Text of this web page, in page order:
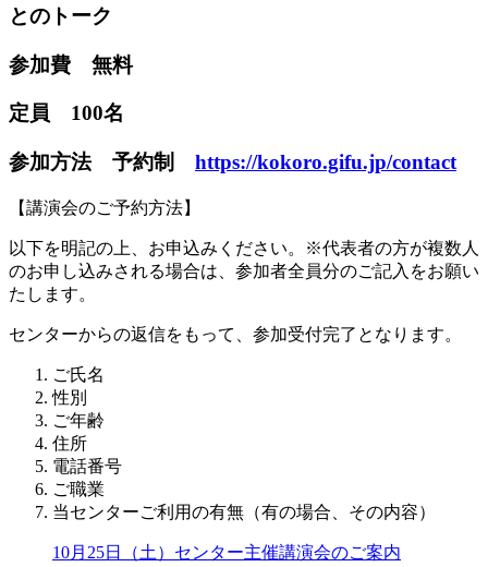
とのトーク
参加費 無料
定員 100名
参加方法 予約制 https://kokoro.gifu.jp/contact
【講演会のご予約方法】
以下を明記の上、お申込みください。※代表者の方が複数人
のお申し込みされる場合は、参加者全員分のご記入をお願い
たします。
センターからの返信をもって、参加受付完了となります。
ご氏名
性別
ご年齢
住所
電話番号
ご職業
当センターご利用の有無（有の場合、その内容）
10月25日（土）センター主催講演会のご案内